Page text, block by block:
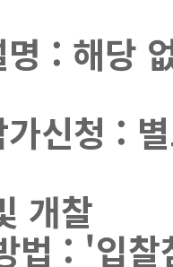
: 해당
신청 :
개찰
법 : '입